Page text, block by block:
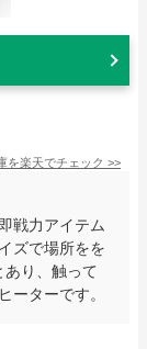
を楽天でチェック >>
戦力アイテム
ズで場所をを
あり、触って
ーターです。